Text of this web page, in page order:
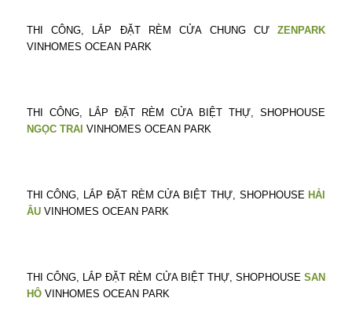
THI CÔNG, LẮP ĐẶT RÈM CỬA CHUNG CƯZENPARK
VINHOMES OCEAN PARK
THI CÔNG, LẮP ĐẶT RÈM CỬA BIỆT THỰ, SHOPHOUSE
NGỌC TRAI VINHOMES OCEAN PARK
THI CÔNG, LẮP ĐẶT RÈM CỬA BIỆT THỰ, SHOPHOUSE HẢI
ÂUVINHOMES OCEAN PARK
THI CÔNG, LẮP ĐẶT RÈM CỬA BIỆT THỰ, SHOPHOUSESAN
HÔVINHOMES OCEAN PARK